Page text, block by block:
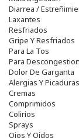
Diarrea /
Laxantes
Resfriados
Gripe Y Resfriados
Para La Tos
Para
Dolor De Garganta
Alergias Y Picaduras
Cremas
Comprimidos
Colirios
Sprays
Ojos Y Oidos